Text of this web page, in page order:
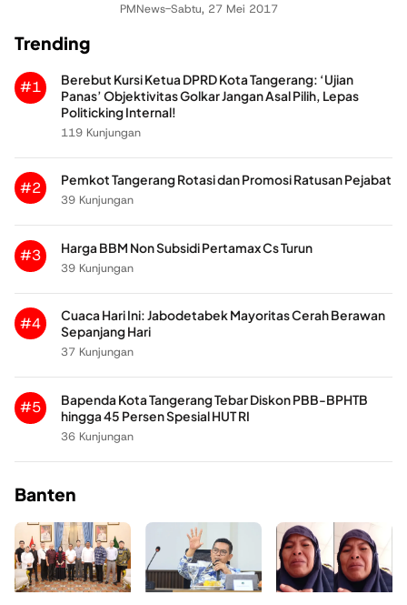
PMNews-Sabtu, 27 Mei 2017
Trending
#1
Berebut Kursi Ketua DPRD Kota Tangerang: ‘Ujian
Panas’ Objektivitas Golkar Jangan Asal Pilih, Lepas
Politicking Internal!
119 Kunjungan
#2
Pemkot Tangerang Rotasi dan Promosi Ratusan Pejabat
39 Kunjungan
#3
Harga BBM Non Subsidi Pertamax Cs Turun
39 Kunjungan
#4
Cuaca Hari Ini: Jabodetabek Mayoritas Cerah Berawan
Sepanjang Hari
37 Kunjungan
#5
Bapenda Kota Tangerang Tebar Diskon PBB-BPHTB
hingga 45 Persen Spesial HUT RI
36 Kunjungan
Banten